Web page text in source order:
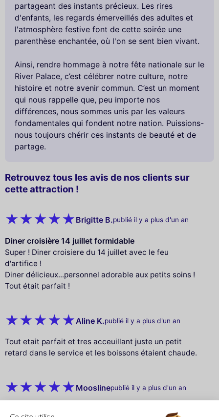
Retrouvez tous les avis de nos clients sur
cette attraction !
Brigitte B.publié il y a plus d'un an
Diner croisière 14 juillet formidable
Super ! Diner croisiere du 14 juillet avec le feu
d'artifice !
Diner délicieux...personnel adorable aux petits soins !
Tout était parfait !
Aline K.publié il y a plus d'un an
Tout etait parfait et tres acceuillant juste un petit
retard dans le service et les boissons étaient chaude.
Mooslinepublié il y a plus d'un an
partageant des instants précieux. Les rires
d'enfants, les regards émerveillés des adultes et
l'atmosphère festive font de cette soirée une
parenthèse enchantée, où l'on se sent bien vivant.
Ainsi, rendre hommage à notre fête nationale sur le
River Palace, c’est célébrer notre culture, notre
histoire et notre avenir commun. C’est un moment
qui nous rappelle que, peu importe nos
différences, nous sommes unis par les valeurs
fondamentales qui fondent notre nation. Puissions-
nous toujours chérir ces instants de beauté et de
partage.